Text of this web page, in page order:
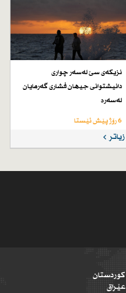
نزیكەی سێ لەسەر چواری
دانیشتوانی جیهان فشاری گەرمایان
لەسەرە
6 رۆژ پێش ئێستا
زیاتر
کوردستان
عێراق